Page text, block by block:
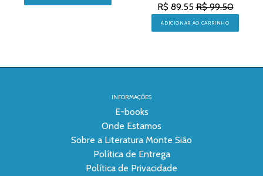
R$ 89.55 R$ 99.50
ADICIONAR AO CARRINHO
INFORMAÇÕES
E-books
Onde Estamos
Sobre a Literatura Monte Sião
Política de Entrega
Política de Privacidade